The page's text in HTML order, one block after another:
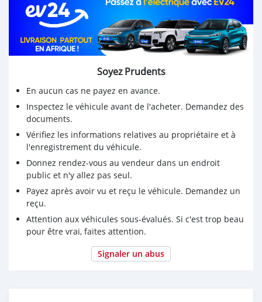
Soyez Prudents
En aucun cas ne payez en avance.
Inspectez le véhicule avant de l'acheter. Demandez des
documents.
Vérifiez les informations relatives au propriétaire et à
l'enregistrement du véhicule.
Donnez rendez-vous au vendeur dans un endroit
public et n'y allez pas seul.
Payez après avoir vu et reçu le véhicule. Demandez un
reçu.
Attention aux véhicules sous-évalués. Si c'est trop beau
pour être vrai, faites attention.
Signaler un abus